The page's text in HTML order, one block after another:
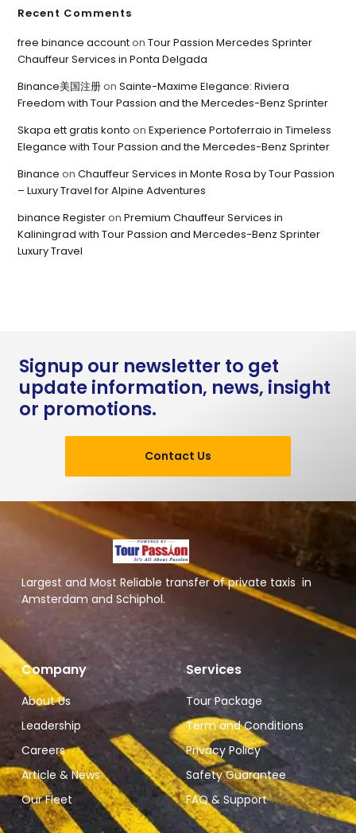
Recent Comments
free binance accountonTour Passion Mercedes Sprinter
Chauffeur Services in Ponta Delgada
Binance美国注册onSainte-Maxime Elegance: Riviera
Freedom with Tour Passion and the Mercedes-Benz Sprinter
Skapa ett gratis konto onExperience Portoferraio in Timeless
Elegance with Tour Passion and the Mercedes-Benz Sprinter
Binance onChauffeur Services in Monte Rosa by Tour Passion
– Luxury Travel for Alpine Adventures
binance RegisteronPremium Chauffeur Services in
Kaliningrad with Tour Passion and Mercedes-Benz Sprinter
Luxury Travel
Signup our newsletter to get
update information, news, insight
or promotions.
Contact Us
Largest and Most Reliable transfer of private taxis in
Amsterdam and Schiphol.
Company
About Us
Leadership
Careers
Article & News
Our Fleet
Services
Tour Package
Term and Conditions
Privacy Policy
Safety Guarantee
FAQ & Support